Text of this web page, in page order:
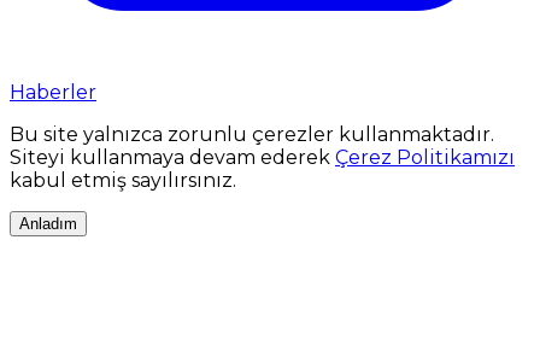
Haberler
Bu site yalnızca zorunlu çerezler kullanmaktadır.
Siteyi kullanmaya devam ederek Çerez Politikamızı
kabul etmiş sayılırsınız.
Anladım